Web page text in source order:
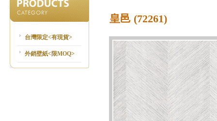
台灣限定<有現貨>
外銷壁紙<限MOQ>
皇邑 (72261)